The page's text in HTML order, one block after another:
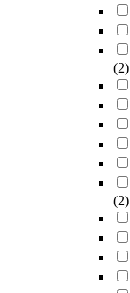
(2)
(2)